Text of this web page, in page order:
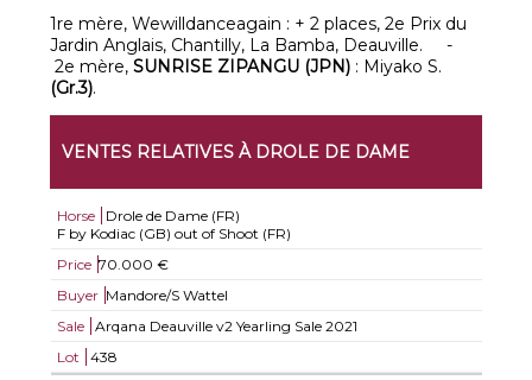
1re mère, Wewilldanceagain : + 2 places, 2e Prix du
Jardin Anglais, Chantilly, La Bamba, Deauville. -
2e mère,SUNRISE ZIPANGU (JPN) : Miyako S.
(Gr.3).
VENTES RELATIVES À DROLE DE DAME
Horse
Drole de Dame (FR)
F by Kodiac (GB) out of Shoot (FR)
Price 70.000 €
Buyer Mandore/S Wattel
Sale
Arqana Deauville v2 Yearling Sale 2021
Lot
438